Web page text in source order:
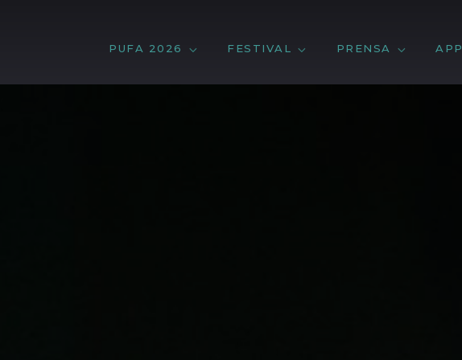
PUFA 2026 FESTIVAL PRENSA APP